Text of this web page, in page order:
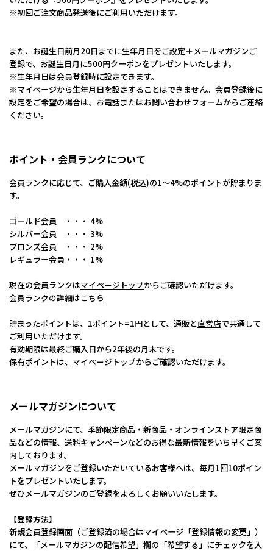
※初回ご注文商品発送後にご利用いただけます。
また、お誕生日前月20日までに生年月日をご設定＋メールマガジンご
登録で、お誕生日月に500円クーポンをプレゼントいたします。
※生年月日は会員登録時に設定できます。
※マイぺージから生年月日を設定することはできません。会員登録後に
設定をご希望の場合は、お電話またはお問い合わせフォームからご連絡
ください。
ポイント・会員ランクについて
会員ランクに応じて、ご購入金額(税込)の1～4%のポイントが貯まりま
す。
ゴールド会員 ・・・ 4%
シルバー会員 ・・・ 3%
ブロンズ会員 ・・・ 2%
レギュラー会員・・・ 1%
現在の会員ランクはマイページトップからご確認いただけます。
会員ランクの詳細はこちら
貯まったポイントは、1ポイント=1円として、通販と直営店で共通して
ご利用いただけます。
有効期限は最終ご購入日から2年後の月末です。
保有ポイントは、 マイページトップからご確認いただけます。
メールマガジンについて
メールマガジンにて、季節限定商品・新商品・オンラインストア限定商
品などの情報、送料キャンペーンなどのお得な最新情報をいち早くご案
内しております。
メールマガジンをご登録いただいているお客様へは、毎月1回10ポイン
トをプレゼントいたします。
ぜひメールマガジンのご登録をよろしくお願いいたします。
【登録方法】
新規会員登録画面（ご登録済の場合はマイページ「登録情報の変更」）
にて、「メールマガジンの配信希望」欄の「希望する」にチェックを入